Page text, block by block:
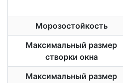
Морозостойкость
Максимальный размер
створки окна
Максимальный размер